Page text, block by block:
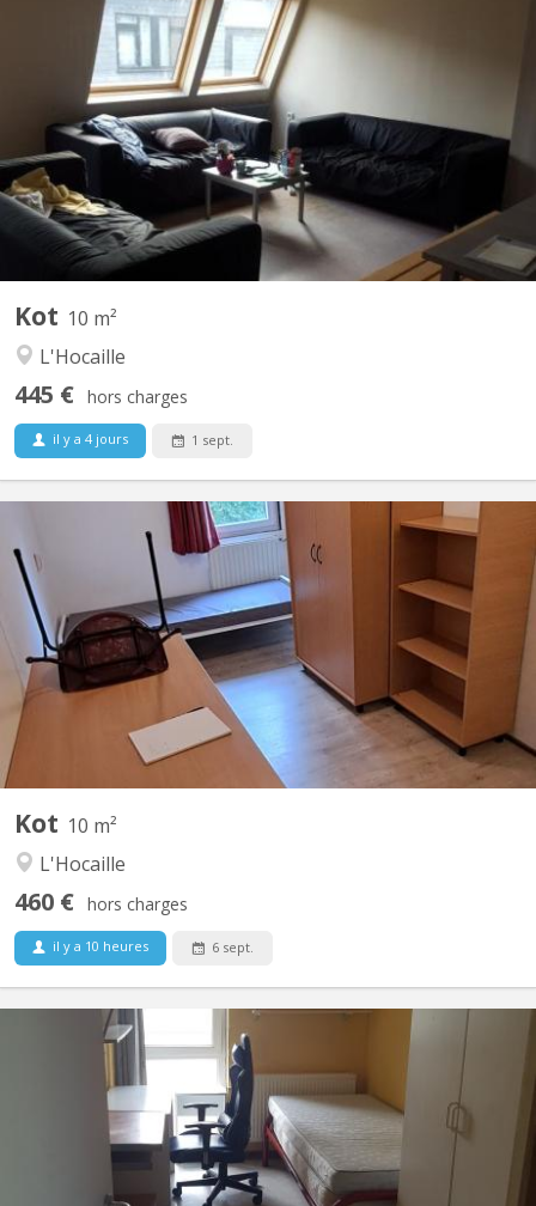
Kot 10 m²
L'Hocaille
445 € hors charges
il y a 4 jours 1 sept.
Chambre 302 dans un communautaire de 10 , 2 WC, 2 douches.
Le loyer mobilier est de 250€ pour l’année payable soit en au
début de l’année soit mensuellement. La taxe de séjour de 245€
(sauf changement de la part de la commune) est à régler à
l'entrée.
Kot 10 m²
L'Hocaille
460 € hors charges
il y a 10 heures 6 sept.
KV 1953
Chambre au calme à louer, dans maison communautaire de 9,
dans le quartier de l'Hocaille En commun: living/cuisine
communautaire, 2 douches, 2 WCs Quartier calme et agréable.
Très bien situé: près des auditoires Coubertin, du centre sportif et
de la piscine, et de petits commerces.
KV 420
1 kot disponible à louer dans communautaire de 7, quartier
Biereau, proche Ferme du Biereau (théatre), Loungeatude,
Tennis club, calme et studieux . Châssis PVC double oscillo-
battant, sol linoleum. Visuel lointain. Présence d'un frigo privatif
dans la chambre. A louer disponible du 20...